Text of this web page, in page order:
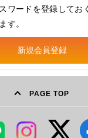
ワードを登録してお
す。
PAGE TOP